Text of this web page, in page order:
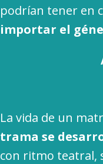
podrían tener en
importar el
La vida de un
trama se
con ritmo teatral,